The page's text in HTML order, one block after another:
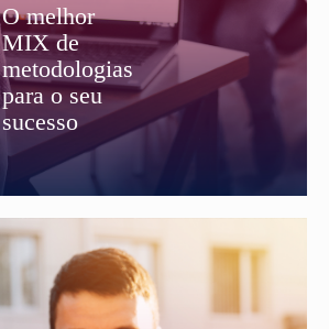
O melhor
MIX de
metodologias
para o seu
sucesso